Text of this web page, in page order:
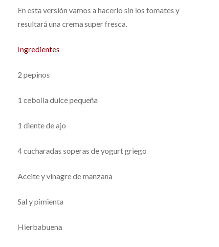
En esta versión vamos a hacerlo sin los tomates y
resultará una crema super fresca.
Ingredientes
2 pepinos
1 cebolla dulce pequeña
1 diente de ajo
4 cucharadas soperas de yogurt griego
Aceite y vinagre de manzana
Sal y pimienta
Hierbabuena